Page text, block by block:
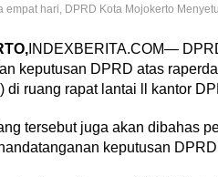
empat hari, DPRD Kota Mojokerto
INDEXBERITA.COM—
keputusan DPRD atas
di ruang rapat lantai ll kantor
tersebut juga akan dibahas
keputusan